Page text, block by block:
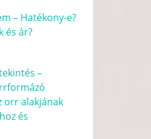
– Hatékony-e?
és ár?
–
orr alakjának
és